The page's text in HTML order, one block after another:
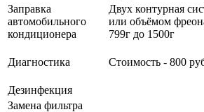
Заправка
автомобильного
кондиционера
Двух контурная
или объёмом
799г до 1500г
Диагностика Стоимость - 800
Дезинфекция
Замена фильтра